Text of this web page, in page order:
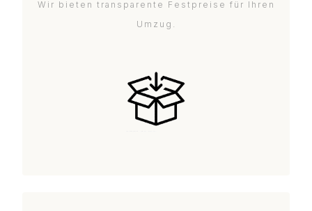
Wir bieten transparente Festpreise für Ihren
Umzug.